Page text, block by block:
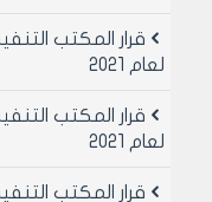
لعام 2021
لعام 2021